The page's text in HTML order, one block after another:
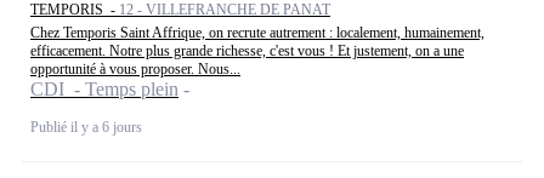
TEMPORIS - 12 - VILLEFRANCHE DE PANAT
Chez Temporis Saint Affrique, on recrute autrement : localement, humainement,
efficacement. Notre plus grande richesse, c'est vous ! Et justement, on a une
opportunité à vous proposer. Nous...
CDI - Temps plein
Publié il y a 6 jours